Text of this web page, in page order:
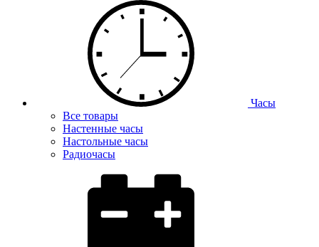
Часы
Все товары
Настенные часы
Настольные часы
Радиочасы